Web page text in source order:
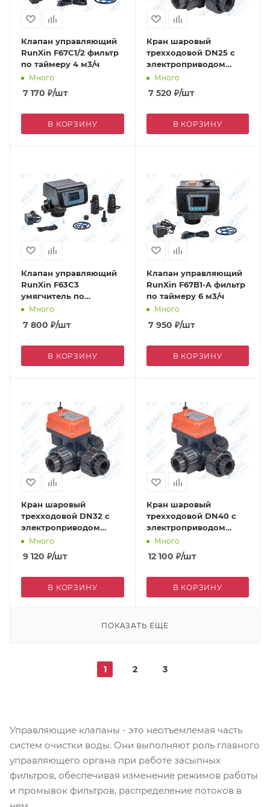
Клапан управляющий
RunXin F67C1/2 фильтр
по таймеру 4 м3/ч
Много
7 170 ₽/шт
В КОРЗИНУ
Кран шаровый
трехходовой DN25 с
электроприводом
DC24V (Q91402-25) ВР
Много
7 520 ₽/шт
В КОРЗИНУ
Клапан управляющий
RunXin F63C3
умягчитель по
счетчику 4 м3/ч
Много
7 800 ₽/шт
В КОРЗИНУ
Клапан управляющий
RunXin F67B1-A фильтр
по таймеру 6 м3/ч
Много
7 950 ₽/шт
В КОРЗИНУ
Кран шаровый
трехходовой DN32 с
электроприводом
DC24V (Q91402-32) ВР
Много
9 120 ₽/шт
В КОРЗИНУ
Кран шаровый
трехходовой DN40 с
электроприводом
DC24V (Q914013-40) ВР
Много
12 100 ₽/шт
В КОРЗИНУ
ПОКАЗАТЬ ЕЩЕ
1 2 3
Управляющие клапаны - это неотъемлемая часть
систем очистки воды. Они выполняют роль главного
управляющего органа при работе засыпных
фильтров, обеспечивая изменение режимов работы
и промывок фильтров, распределение потоков в